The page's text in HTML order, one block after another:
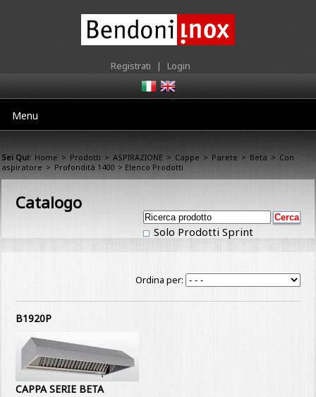
Registrati | Login
Menu
Sei Qui: Home > Prodotti > ASPIRAZIONE > Cappe > Parete > Beta > Con
aspiratore > Profondità 1400 > Elenco Prodotti
Catalogo
Solo Prodotti Sprint
Ordina per:
B1920P
CAPPA SERIE BETA